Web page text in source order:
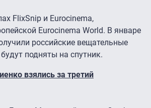
FlixSnip и Eurocinema,
Eurocinema World. В январе
российские вещательные
подняты на спутник.
взялись за третий